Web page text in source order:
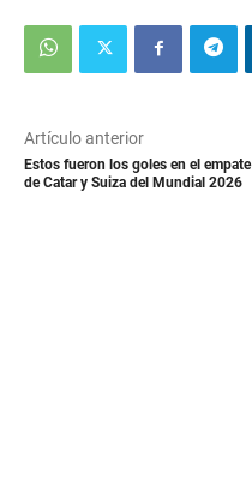
Artículo anterior
Estos fueron los goles en el empate
de Catar y Suiza del Mundial 2026